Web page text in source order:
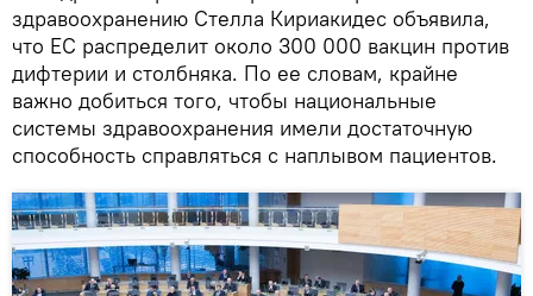
здравоохранению Стелла Кириакидес объявила,
что ЕС распределит около 300 000 вакцин против
дифтерии и столбняка. По ее словам, крайне
важно добиться того, чтобы национальные
системы здравоохранения имели достаточную
способность справляться с наплывом пациентов.